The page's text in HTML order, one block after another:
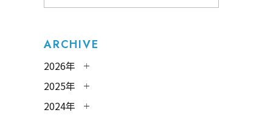
ARCHIVE
2026年
2025年
2024年